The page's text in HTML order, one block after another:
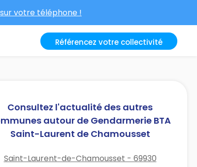
votre téléphone !
Référencez votre collectivité
Consultez l'actualité des autres
autour de Gendarmerie BTA
Saint-Laurent de Chamousset
Saint-Laurent-de-Chamousset - 69930